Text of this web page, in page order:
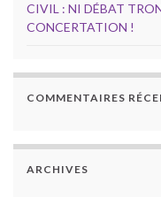
CIVIL : NI DÉBAT
CONCERTATION !
COMMENTAIRES
ARCHIVES